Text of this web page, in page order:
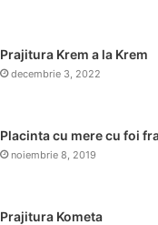
Prajitura Krem a la Krem
decembrie 3, 2022
Placinta cu mere cu foi
noiembrie 8, 2019
Prajitura Kometa